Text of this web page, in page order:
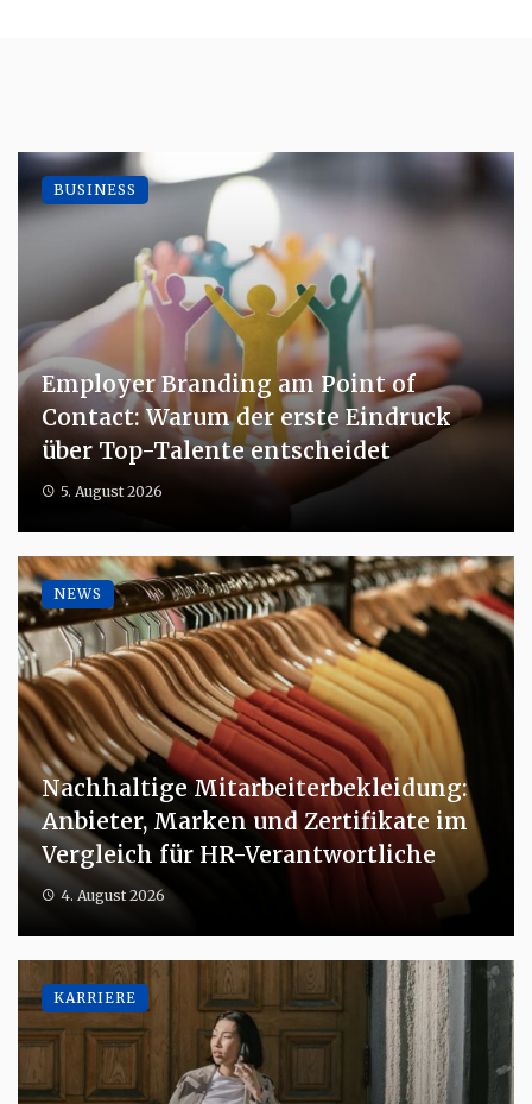
Employer Branding am Point of
Contact: Warum der erste Eindruck
über Top-Talente entscheidet
5. August 2026
BUSINESS
Nachhaltige Mitarbeiterbekleidung:
Anbieter, Marken und Zertifikate im
Vergleich für HR-Verantwortliche
4. August 2026
NEWS
KARRIERE